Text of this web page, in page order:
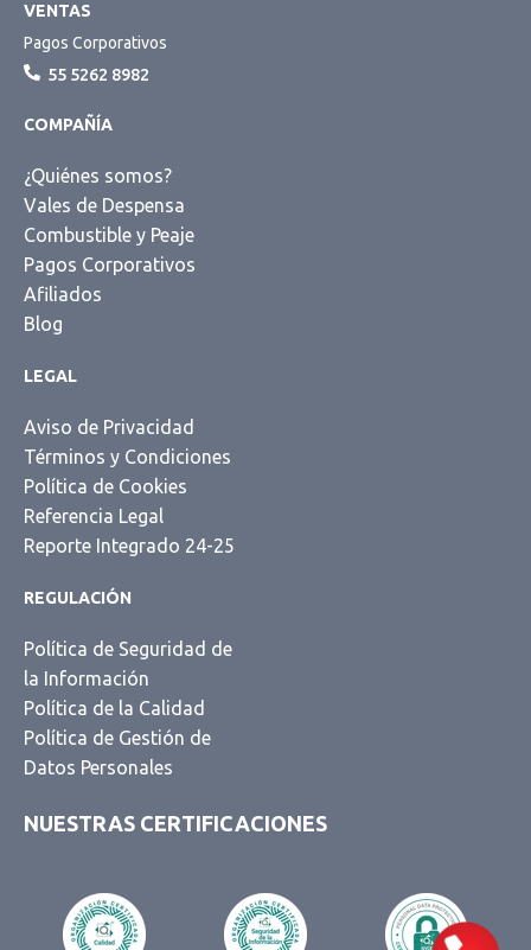
VENTAS
Pagos Corporativos
55 5262 8982
COMPAÑÍA
¿Quiénes somos?
Vales de Despensa
Combustible y Peaje
Pagos Corporativos
Afiliados
Blog
LEGAL
Aviso de Privacidad
Términos y Condiciones
Política de Cookies
Referencia Legal
Reporte Integrado 24-25
REGULACIÓN
Política de Seguridad de
la Información
Política de la Calidad
Política de Gestión de
Datos Personales
NUESTRAS CERTIFICACIONES
55 5351 3176
55 5262 8982
Tarjeta empresarial